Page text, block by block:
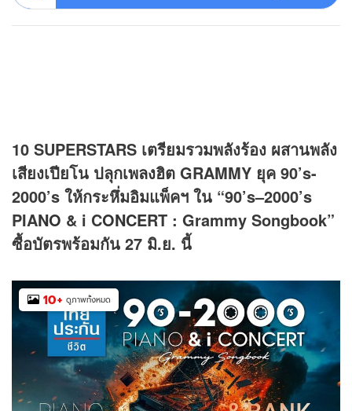
10 SUPERSTARS เตรียมรวมพลังร้อง ผสานพลัง
เสียงเปียโน ปลุกเพลงฮิต GRAMMY ยุค 90’s-
2000’s ให้กระหึ่มอิมแพ็คฯ ใน “90’s–2000’s
PIANO & i CONCERT : Grammy Songbook”
ซื้อบัตรพร้อมกัน 27 มิ.ย. นี้
10+ ดูภาพทั้งหมด